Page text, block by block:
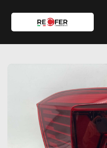
HOME
ACCOUNT